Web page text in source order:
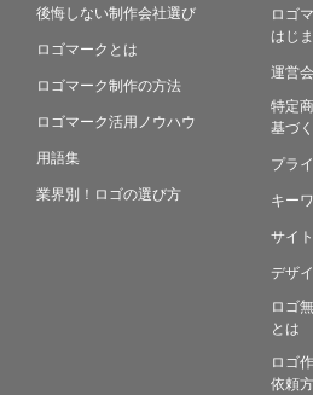
後悔しない制作会社選び
ロゴマークとは
ロゴマーク制作の方法
ロゴマーク活用ノウハウ
用語集
業界別！ロゴの選び方
ロゴ
はじ
運営
特定
基づ
プラ
キー
サイ
デザ
ロゴ
とは
ロゴ
依頼